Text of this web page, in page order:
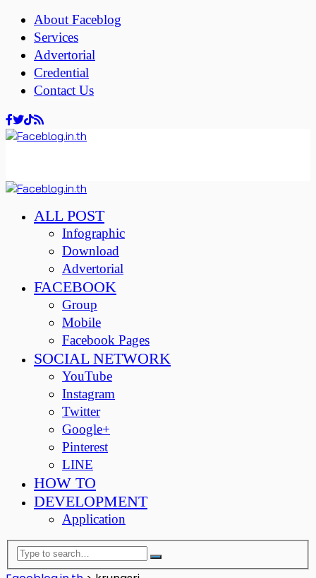
About Faceblog
Services
Advertorial
Credential
Contact Us
ALL POST
Infographic
Download
Advertorial
FACEBOOK
Group
Mobile
Facebook Pages
SOCIAL NETWORK
YouTube
Instagram
Twitter
Google+
Pinterest
LINE
HOW TO
DEVELOPMENT
Application